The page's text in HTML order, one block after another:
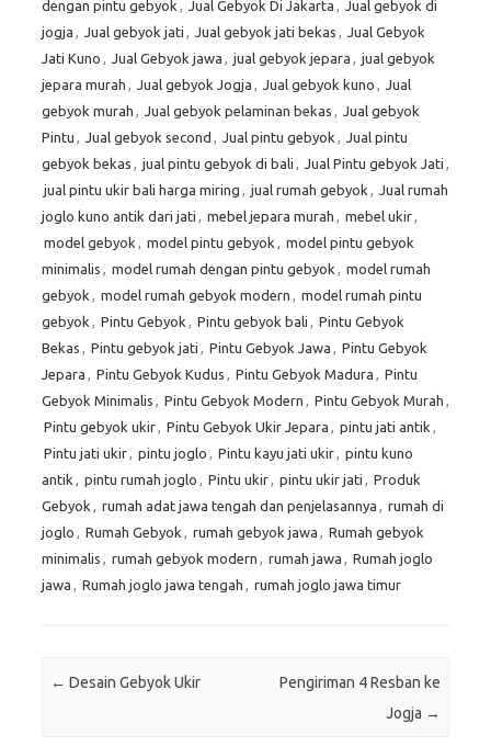
dengan pintu gebyok , Jual Gebyok Di Jakarta , Jual gebyok di
jogja , Jual gebyok jati , Jual gebyok jati bekas , Jual Gebyok
Jati Kuno , Jual Gebyok jawa , jual gebyok jepara , jual gebyok
jepara murah , Jual gebyok Jogja , Jual gebyok kuno , Jual
gebyok murah , Jual gebyok pelaminan bekas , Jual gebyok
Pintu , Jual gebyok second , Jual pintu gebyok , Jual pintu
gebyok bekas , jual pintu gebyok di bali , Jual Pintu gebyok Jati ,
jual pintu ukir bali harga miring , jual rumah gebyok , Jual rumah
joglo kuno antik dari jati , mebel jepara murah , mebel ukir,
model gebyok , model pintu gebyok , model pintu gebyok
minimalis , model rumah dengan pintu gebyok , model rumah
gebyok , model rumah gebyok modern , model rumah pintu
gebyok , Pintu Gebyok , Pintu gebyok bali , Pintu Gebyok
Bekas , Pintu gebyok jati , Pintu Gebyok Jawa , Pintu Gebyok
Jepara , Pintu Gebyok Kudus , Pintu Gebyok Madura , Pintu
Gebyok Minimalis , Pintu Gebyok Modern , Pintu Gebyok Murah ,
Pintu gebyok ukir, Pintu Gebyok Ukir Jepara , pintu jati antik ,
Pintu jati ukir, pintu joglo , Pintu kayu jati ukir, pintu kuno
antik , pintu rumah joglo , Pintu ukir, pintu ukir jati , Produk
Gebyok , rumah adat jawa tengah dan penjelasannya , rumah di
joglo , Rumah Gebyok , rumah gebyok jawa , Rumah gebyok
minimalis , rumah gebyok modern , rumah jawa , Rumah joglo
jawa , Rumah joglo jawa tengah , rumah joglo jawa timur
Post navigation
← Desain Gebyok Ukir
Pengiriman 4 Resban ke
Jogja →